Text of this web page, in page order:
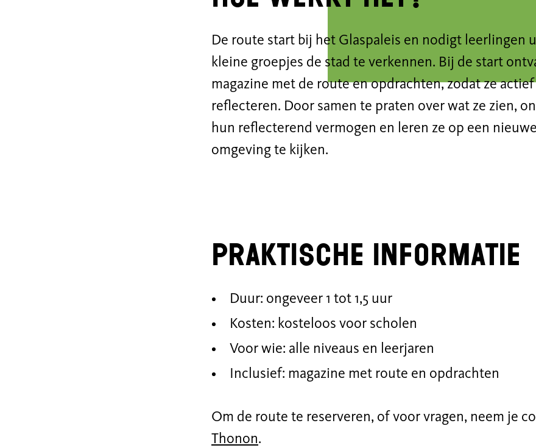
De route start bij het Glaspaleis en nodigt leerlingen
kleine groepjes de stad te verkennen. Bij de start
magazine met de route en opdrachten, zodat ze
reflecteren. Door samen te praten over wat ze zien,
hun reflecterend vermogen en leren ze op een
omgeving te kijken.
Praktische informatie
Duur: ongeveer 1 tot 1,5 uur
Kosten: kosteloos voor scholen
Voor wie: alle niveaus en leerjaren
Inclusief: magazine met route en opdrachten
Om de route te reserveren, of voor vragen, neem je
Thonon.